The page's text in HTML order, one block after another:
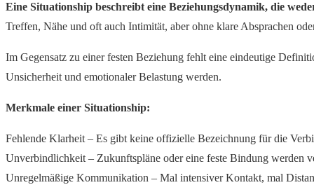
Eine Situationship beschreibt eine Beziehungsdynamik, die
Treffen, Nähe und oft auch Intimität, aber ohne klare Absprachen
Im Gegensatz zu einer festen Beziehung fehlt eine eindeutige
Unsicherheit und emotionaler Belastung werden.
Merkmale einer Situationship:
Fehlende Klarheit – Es gibt keine offizielle Bezeichnung für die
Unverbindlichkeit – Zukunftspläne oder eine feste Bindung werden
Unregelmäßige Kommunikation – Mal intensiver Kontakt, mal